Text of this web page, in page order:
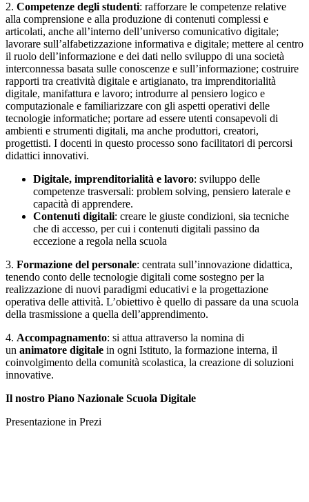
2. Competenze degli studenti: rafforzare le competenze relative
alla comprensione e alla produzione di contenuti complessi e
articolati, anche all’interno dell’universo comunicativo digitale;
lavorare sull’alfabetizzazione informativa e digitale; mettere al centro
il ruolo dell’informazione e dei dati nello sviluppo di una società
interconnessa basata sulle conoscenze e sull’informazione; costruire
rapporti tra creatività digitale e artigianato, tra imprenditorialità
digitale, manifattura e lavoro; introdurre al pensiero logico e
computazionale e familiarizzare con gli aspetti operativi delle
tecnologie informatiche; portare ad essere utenti consapevoli di
ambienti e strumenti digitali, ma anche produttori, creatori,
progettisti. I docenti in questo processo sono facilitatori di percorsi
didattici innovativi.
Digitale, imprenditorialità e lavoro: sviluppo delle
competenze trasversali: problem solving, pensiero laterale e
capacità di apprendere.
Contenuti digitali: creare le giuste condizioni, sia tecniche
che di accesso, per cui i contenuti digitali passino da
eccezione a regola nella scuola
3. Formazione del personale: centrata sull’innovazione didattica,
tenendo conto delle tecnologie digitali come sostegno per la
realizzazione di nuovi paradigmi educativi e la progettazione
operativa delle attività. L’obiettivo è quello di passare da una scuola
della trasmissione a quella dell’apprendimento.
4. Accompagnamento: si attua attraverso la nomina di
un animatore digitale in ogni Istituto, la formazione interna, il
coinvolgimento della comunità scolastica, la creazione di soluzioni
innovative.
Il nostro Piano Nazionale Scuola Digitale
Presentazione in Prezi